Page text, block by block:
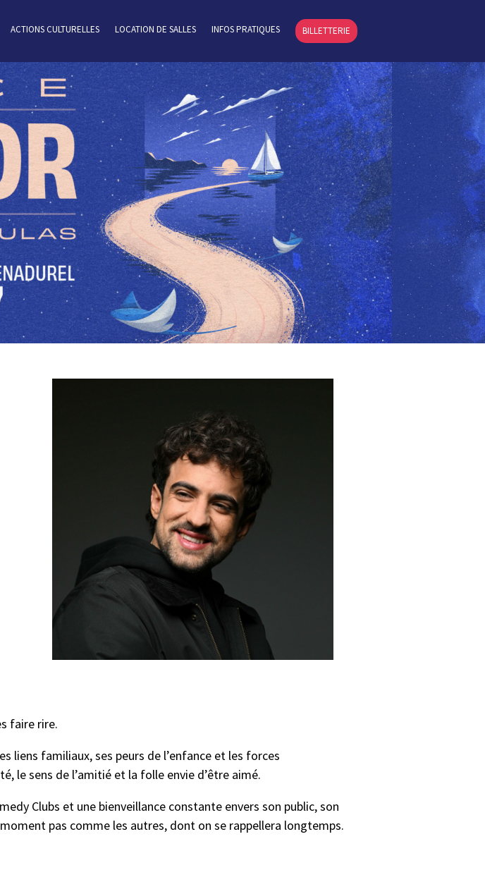
ACTIONS CULTURELLES LOCATION DE SALLES INFOS PRATIQUES BILLETTERIE
faire rire.
liens familiaux, ses peurs de l’enfance et les forces
le sens de l’amitié et la folle envie d’être aimé.
Clubs et une bienveillance constante envers son public, son
pas comme les autres, dont on se rappellera longtemps.